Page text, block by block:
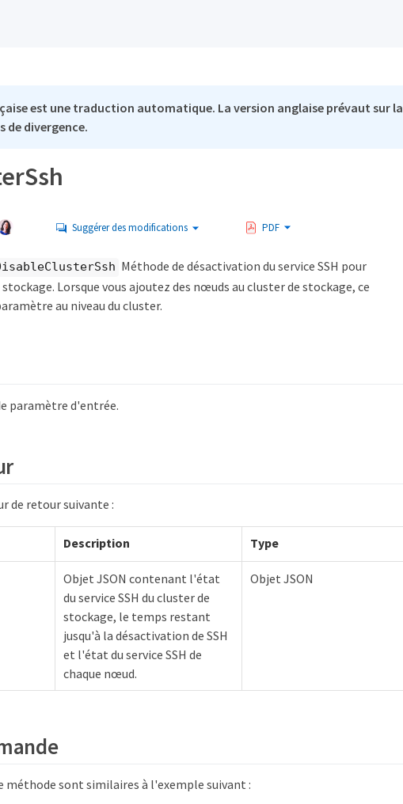
est une traduction automatique. La version anglaise prévaut sur la
de divergence.
Suggérer des modifications PDF
Méthode de désactivation du service SSH pour
Lorsque vous ajoutez des nœuds au cluster de stockage, ce
au niveau du cluster.
paramètre d'entrée.
de retour suivante :
Description Type
Objet JSON contenant l'état
du service SSH du cluster de
stockage, le temps restant
jusqu'à la désactivation de SSH
et l'état du service SSH de
chaque nœud.
Objet JSON
méthode sont similaires à l'exemple suivant :